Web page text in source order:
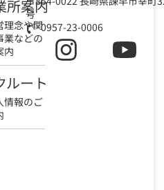
所案内
理念や関
業などの
内
ルート
情報のご
号
0957-23-0006